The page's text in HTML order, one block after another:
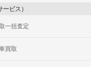
ビス）
一括査定
買取